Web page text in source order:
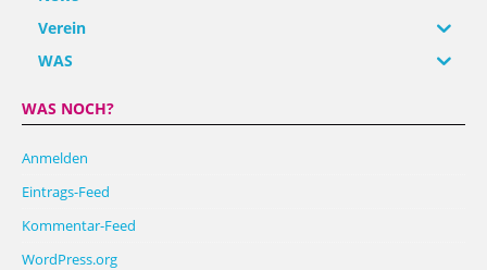
Verein
WAS
WAS NOCH?
Anmelden
Eintrags-Feed
Kommentar-Feed
WordPress.org